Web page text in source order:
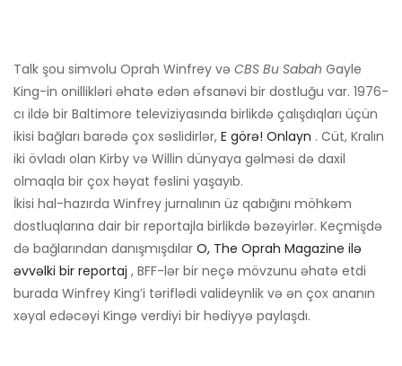
Talk şou simvolu Oprah Winfrey və CBS Bu Sabah Gayle
King-in onillikləri əhatə edən əfsanəvi bir dostluğu var. 1976-
cı ildə bir Baltimore televiziyasında birlikdə çalışdıqları üçün
ikisi bağları barədə çox səslidirlər, E görə! Onlayn . Cüt, Kralın
iki övladı olan Kirby və Willin dünyaya gəlməsi də daxil
olmaqla bir çox həyat fəslini yaşayıb.
İkisi hal-hazırda Winfrey jurnalının üz qabığını möhkəm
dostluqlarına dair bir reportajla birlikdə bəzəyirlər. Keçmişdə
də bağlarından danışmışdılar O, The Oprah Magazine ilə
əvvəlki bir reportaj , BFF-lər bir neçə mövzunu əhatə etdi
burada Winfrey King’i təriflədi valideynlik və ən çox ananın
xəyal edəcəyi Kingə verdiyi bir hədiyyə paylaşdı.